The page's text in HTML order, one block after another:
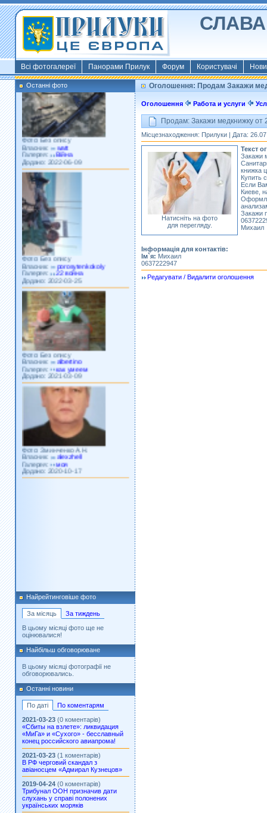
СЛАВА
Всі фотогалереї Панорами Прилук Форум Користувачі
Останні фото
Фото: Київ 2022
Власник:
morsresistis
Галерея:
Templates
Додано: 2022-11-13
Фото: Без опису
Власник:
watt
Галерея:
Війна
Додано: 2022-06-09
Фото: Без опису
Власник:
porosytenkokoly
Галерея:
22 война
Додано: 2022-03-25
Фото: Без опису
Власник:
albertino
Галерея:
как умеем
Додано: 2021-03-09
Власник:
alexzhell
Галерея:
моя
Додано: 2020-10-17
Найрейтинговіше фото
За місяць
За тиждень
В цьому місяці фото ще не
оцінювалися!
Найбільш обговорюване
В цьому місяці фотографії не
обговорювались.
Останні новини
По даті
По коментарям
2021-03-23 (0 коментарів)
«Сбиты на взлете»: ликвидация
«МиГа» и «Сухого» - бесславный
конец российского авиапрома!
2021-03-23 (1 коментарів)
В РФ черговий скандал з
авіаносцем «Адмирал Кузнецов»
2019-04-24 (0 коментарів)
Трибунал ООН призначив дати
слухань у справі полонених
українських моряків
Оголошення: Продам Закажи
Оголошення Работа и услуги
Продам: Закажи медкнижку от
Місцезнаходження: Прилуки | Дата:
Натисніть на фото
для перегляду.
Текст
Закажи
книжка
Купить
Если
Киеве,
Закажи
Михаил
Інформація для контактів:
Ім`я: Михаил
0637222947
Редагувати / Видалити оголошення